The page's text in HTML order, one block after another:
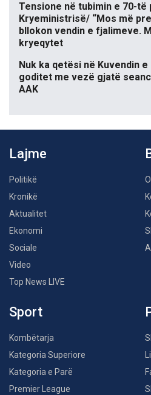
Tensione në tubimin e 70-të
Kryeministrisë/ “Mos më
bllokon vendin e fjalimeve.
kryeqytet
Nuk ka qetësi në Kuvendin
goditet me vezë gjatë
AAK
Lajme
Politikë
Kronikë
Aktualitet
Ekonomi
Sociale
Video
Top News LIVE
Sport
Kombëtarja
Kategoria Superiore
Kategoria e Parë
Premier League